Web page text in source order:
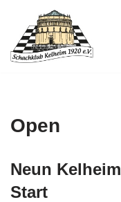
Zum
Inhalt
Open
Neun
Start